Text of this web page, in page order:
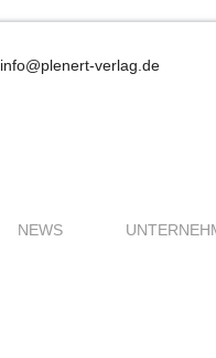
info@plenert-verlag.de
NEWS